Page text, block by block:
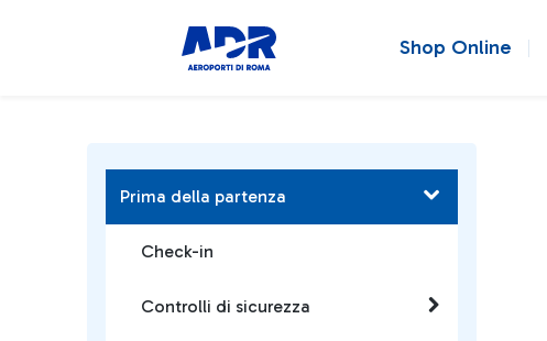
Shop Online
Prima della partenza
Check-in
Controlli di sicurezza